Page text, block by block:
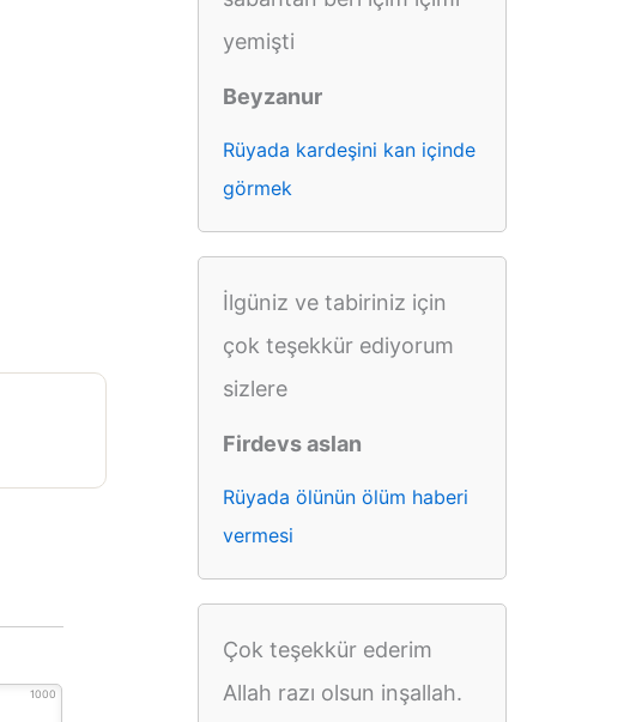
1000
yemişti
Beyzanur
Rüyada kardeşini kan içinde
görmek
İlgüniz ve tabiriniz için
çok teşekkür ediyorum
sizlere
Firdevs aslan
Rüyada ölünün ölüm haberi
vermesi
Çok teşekkür ederim
Allah razı olsun inşallah.